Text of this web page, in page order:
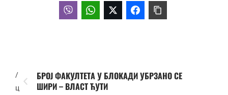
/
ц
БРОЈ ФАКУЛТЕТА У БЛОКАДИ УБРЗАНО СЕ
ШИРИ – ВЛАСТ ЋУТИ